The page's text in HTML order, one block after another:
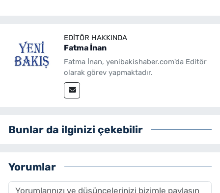
EDITÖR HAKKINDA
Fatma İnan
Fatma İnan, yenibakishaber.com'da Editör
olarak görev yapmaktadır.
Bunlar da ilginizi çekebilir
Yorumlar